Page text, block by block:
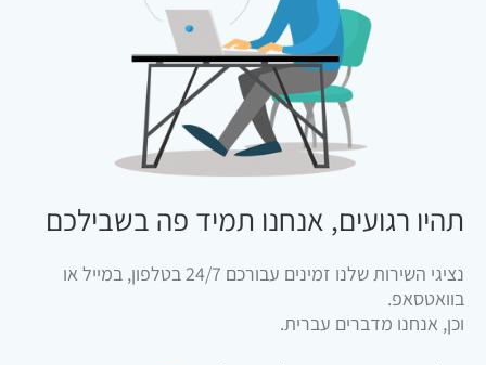
תהיו רגועים, אנחנו תמיד פה בשבילכם
נציגי השירות שלנו זמינים עבורכם 24/7 בטלפון, במייל או
בוואטסאפ.
וכן, אנחנו מדברים עברית.